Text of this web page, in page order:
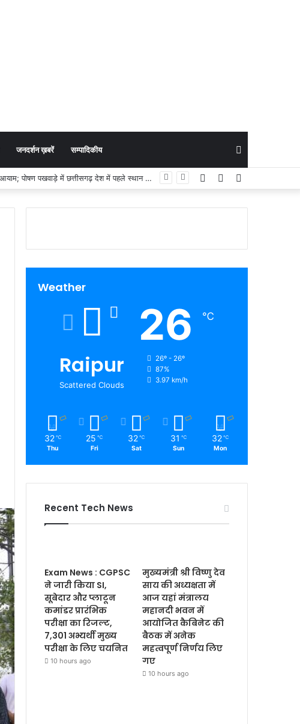
जनदर्शन ख़बरें सम्पादिकीय
Welfare News : ‘सशक्त बचपन, समृद्ध छत्तीसगढ़’: बच्चों के पोषण और संरक्षण में प्रदेश ने गढ़े नए आयाम; पोषण पखवाड़े में छत्तीसगढ़ देश में पहले स्थान पर YouTube
Facebook
Weather
Raipur
Scattered Clouds
26 ℃
26º - 26º
87%
3.97 km/h
32 ℃
Thu
25 ℃
Fri
32 ℃
Sat
31 ℃
Sun
32 ℃
Mon
Recent Tech News
Exam News : CGPSC
ने जारी किया SI,
सूबेदार और प्लाटून
कमांडर प्रारंभिक
परीक्षा का रिजल्ट,
7,301 अभ्यर्थी मुख्य
परीक्षा के लिए चयनित
10 hours ago
मुख्यमंत्री श्री विष्णु देव
साय की अध्यक्षता में
आज यहां मंत्रालय
महानदी भवन में
आयोजित कैबिनेट की
बैठक में अनेक
महत्वपूर्ण निर्णय लिए
गए
10 hours ago